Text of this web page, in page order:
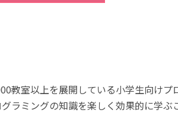
教室以上を展開している小学生向けプ
ラミングの知識を楽しく効果的に学ぶ